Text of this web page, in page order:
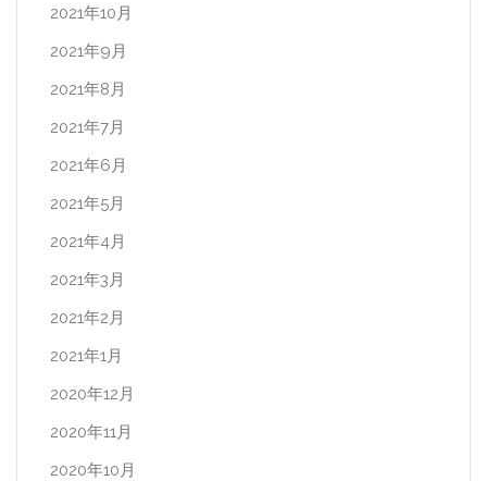
2021年10月
2021年9月
2021年8月
2021年7月
2021年6月
2021年5月
2021年4月
2021年3月
2021年2月
2021年1月
2020年12月
2020年11月
2020年10月